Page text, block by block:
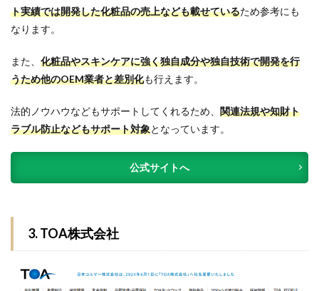
ト実績では開発した化粧品の売上なども載せているため参考にも
なります。
また、 化粧品やスキンケアに強く独自成分や独自技術で開発を行
うため他のOEM業者と差別化も行えます。
法的ノウハウなどもサポートしてくれるため、 関連法規や知財ト
ラブル防止などもサポート対象となっています。
公式サイトへ
3. TOA株式会社